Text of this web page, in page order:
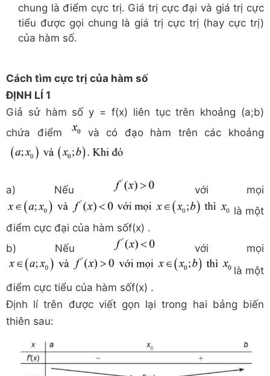
chung là điểm cực trị. Giá trị cực đại và giá trị cực
tiểu được gọi chung là giá trị cực trị (hay cực trị)
của hàm số.
Cách tìm cực trị của hàm số
ĐỊNH LÍ 1
Giả sử hàm số y = f(x) liên tục trên khoảng (a;b)
chứa điểm
và có đạo hàm trên các khoảng
a) Nếu
với mọi
là một
điểm cực đại của hàm sốf(x) .
b) Nếu
với mọi
là một
điểm cực tiểu của hàm sốf(x) .
Định lí trên được viết gọn lại trong hai bảng biến
thiên sau: